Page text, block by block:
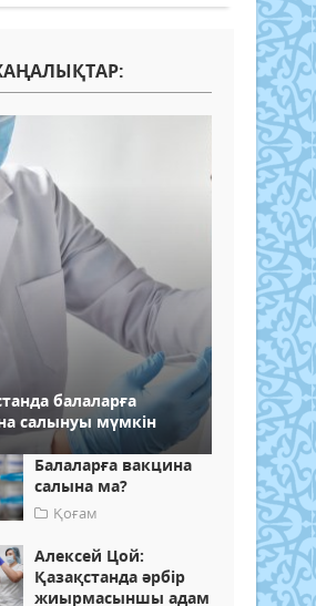
балаларға
салынуы мүмкін
Балаларға вакцина
салына ма?
Қоғам
Алексей Цой:
Қазақстанда әрбір
жиырмасыншы адам